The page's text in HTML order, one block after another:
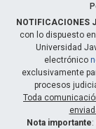
NOTIFICACIONES
con lo dispuesto
Universidad
electrónico
exclusivamente
procesos
Toda
Nota importante